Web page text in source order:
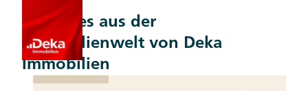
Aktuelles aus der
Immobilienwelt von Deka
Immobilien